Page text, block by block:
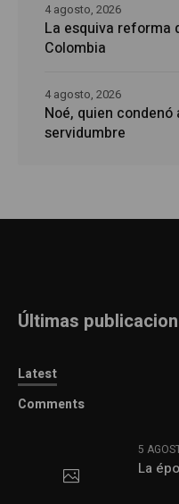
La esquiva reforma
Colombia
4 agosto, 2026
Noé, quien
servidumbre
4 agosto, 2026
Últimas
Latest
Comments
5
La